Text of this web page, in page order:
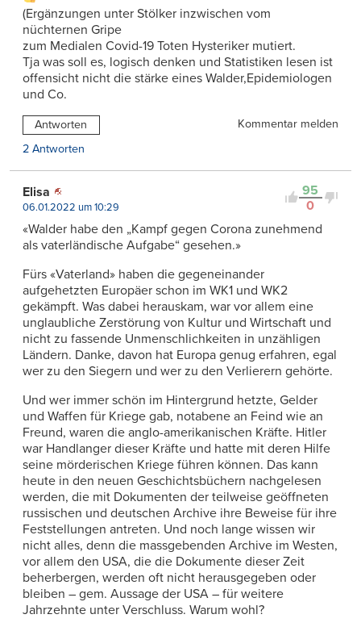
(Ergänzungen unter Stölker inzwischen vom
nüchternen Gripe
zum Medialen Covid-19 Toten Hysteriker mutiert.
Tja was soll es, logisch denken und Statistiken lesen ist
offensicht nicht die stärke eines Walder,Epidemiologen
und Co.
Antworten
Kommentar melden
2 Antworten
95
0
Elisa
06.01.2022 um 10:29
«Walder habe den „Kampf gegen Corona zunehmend
als vaterländische Aufgabe“ gesehen.»
Fürs «Vaterland» haben die gegeneinander
aufgehetzten Europäer schon im WK1 und WK2
gekämpft. Was dabei herauskam, war vor allem eine
unglaubliche Zerstörung von Kultur und Wirtschaft und
nicht zu fassende Unmenschlichkeiten in unzähligen
Ländern. Danke, davon hat Europa genug erfahren, egal
wer zu den Siegern und wer zu den Verlierern gehörte.
Und wer immer schön im Hintergrund hetzte, Gelder
und Waffen für Kriege gab, notabene an Feind wie an
Freund, waren die anglo-amerikanischen Kräfte. Hitler
war Handlanger dieser Kräfte und hatte mit deren Hilfe
seine mörderischen Kriege führen können. Das kann
heute in den neuen Geschichtsbüchern nachgelesen
werden, die mit Dokumenten der teilweise geöffneten
russischen und deutschen Archive ihre Beweise für ihre
Feststellungen antreten. Und noch lange wissen wir
nicht alles, denn die massgebenden Archive im Westen,
vor allem den USA, die die Dokumente dieser Zeit
beherbergen, werden oft nicht herausgegeben oder
bleiben – gem. Aussage der USA – für weitere
Jahrzehnte unter Verschluss. Warum wohl?